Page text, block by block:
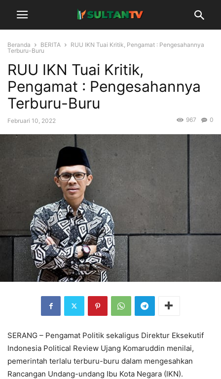
Beranda BERITA
RUU IKN Tuai Kritik, Pengamat : Pengesahannya
Terburu-Buru
RUU IKN Tuai Kritik,
Pengamat : Pengesahannya
Terburu-Buru
Februari 10, 2022 0
967
SERANG – Pengamat Politik sekaligus Direktur Eksekutif
Indonesia Political Review Ujang Komaruddin menilai,
pemerintah terlalu terburu-buru dalam mengesahkan
Rancangan Undang-undang Ibu Kota Negara (IKN).